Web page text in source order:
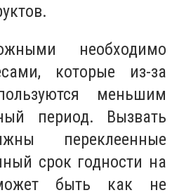
необходимо
которые из-за
меньшим
период. Вызвать
переклеенные
срок годности на
быть как не